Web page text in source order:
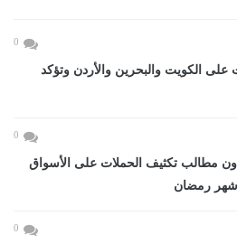
0
على الكويت والبحرين والأردن وتؤكد
0
مطالب تكثيف الحملات على الأسواق
شهر رمضان
0